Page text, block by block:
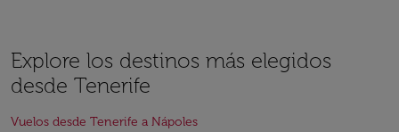
Explore los destinos más elegidos
desde Tenerife
Vuelos desde Tenerife a Nápoles